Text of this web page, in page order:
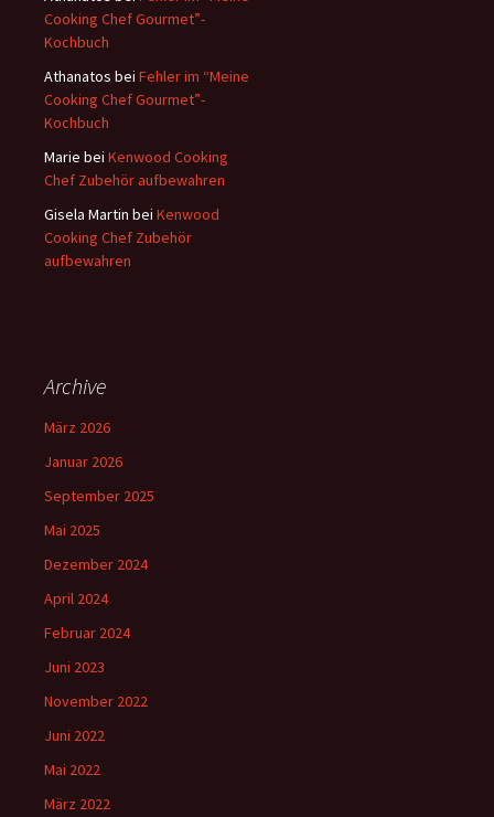
:Cooking Chef Gourmet”-
Kochbuch
Athanatos bei Fehler im “Meine
Cooking Chef Gourmet”-
Kochbuch
Marie bei Kenwood Cooking
Chef Zubehör aufbewahren
Gisela Martin bei Kenwood
Cooking Chef Zubehör
aufbewahren
Archive
März 2026
Januar 2026
September 2025
Mai 2025
Dezember 2024
April 2024
Februar 2024
Juni 2023
November 2022
Juni 2022
Mai 2022
März 2022